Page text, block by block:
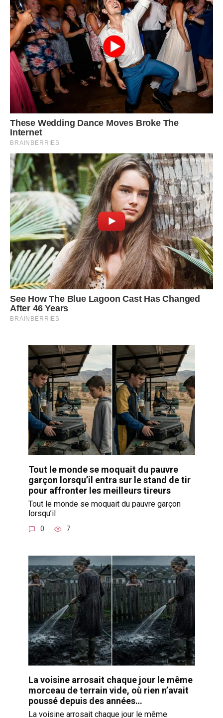
Tout le monde se moquait du pauvre
garçon lorsqu’il entra sur le stand de tir
pour affronter les meilleurs tireurs
Tout le monde se moquait du pauvre garçon
lorsqu’il
0 7
La voisine arrosait chaque jour le même
morceau de terrain vide, où rien n’avait
poussé depuis des années…
La voisine arrosait chaque jour le même